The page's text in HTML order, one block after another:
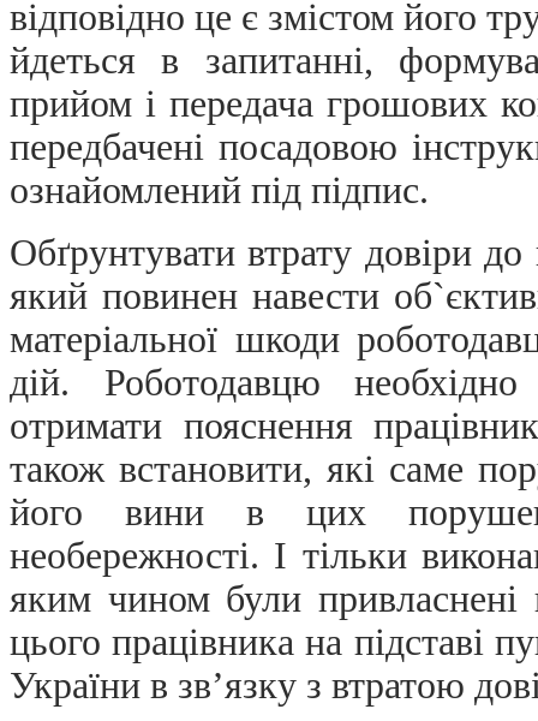
відповідно це є змістом його
йдеться в запитанні,
прийом і передача грошових
передбачені посадовою
ознайомлений під підпис.
Обґрунтувати втрату довіри
який повинен навести
матеріальної шкоди
дій. Роботодавцю
отримати пояснення
також встановити, які саме
його вини в цих
необережності. І тільки
яким чином були
цього працівника на підставі
України в зв’язку з втратою